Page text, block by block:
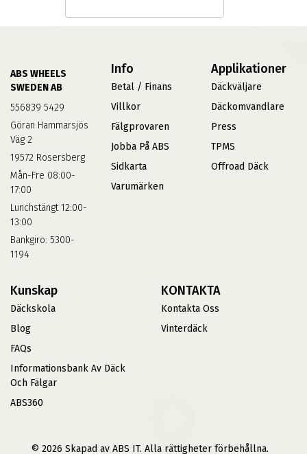
ABS WHEELS
SWEDEN AB
556839 5429
Göran Hammarsjös
Väg 2
19572 Rosersberg
Mån-Fre 08:00-
17:00
Lunchstängt 12:00-
13:00
Bankgiro: 5300-
1194
Info
Betal / Finans
Villkor
Fälgprovaren
Jobba På ABS
Sidkarta
Varumärken
Applikationer
Däckväljare
Däckomvandlare
Press
TPMS
Offroad Däck
Kunskap
Däckskola
Blog
FAQs
Informationsbank Av Däck
Och Fälgar
ABS360
KONTAKTA
Kontakta Oss
Vinterdäck
© 2026 Skapad av ABS IT. Alla rättigheter förbehållna.